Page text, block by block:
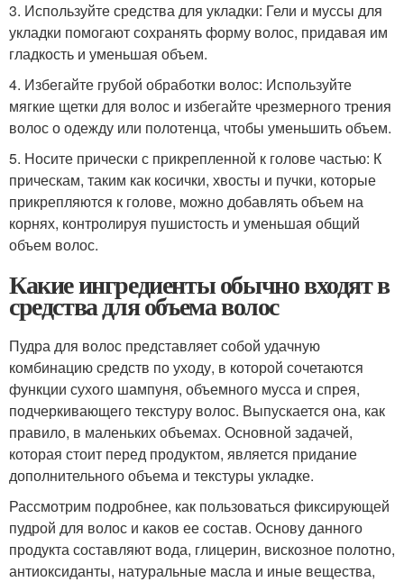
3. Используйте средства для укладки: Гели и муссы для
укладки помогают сохранять форму волос, придавая им
гладкость и уменьшая объем.
4. Избегайте грубой обработки волос: Используйте
мягкие щетки для волос и избегайте чрезмерного трения
волос о одежду или полотенца, чтобы уменьшить объем.
5. Носите прически с прикрепленной к голове частью: К
прическам, таким как косички, хвосты и пучки, которые
прикрепляются к голове, можно добавлять объем на
корнях, контролируя пушистость и уменьшая общий
объем волос.
Какие ингредиенты обычно входят в
средства для объема волос
Пудра для волос представляет собой удачную
комбинацию средств по уходу, в которой сочетаются
функции сухого шампуня, объемного мусса и спрея,
подчеркивающего текстуру волос. Выпускается она, как
правило, в маленьких объемах. Основной задачей,
которая стоит перед продуктом, является придание
дополнительного объема и текстуры укладке.
Рассмотрим подробнее, как пользоваться фиксирующей
пудрой для волос и каков ее состав. Основу данного
продукта составляют вода, глицерин, вискозное полотно,
антиоксиданты, натуральные масла и иные вещества,